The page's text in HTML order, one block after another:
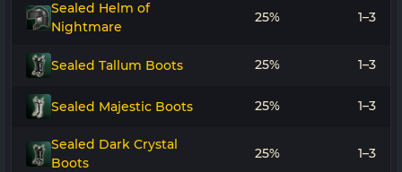
Sealed Helm of
Nightmare
25% 1–3
Sealed Tallum Boots 25% 1–3
Sealed Majestic Boots 25% 1–3
Sealed Dark Crystal
Boots
25% 1–3